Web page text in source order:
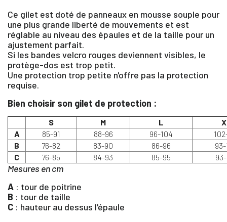
Ce gilet est doté de panneaux en mousse souple pour
une plus grande liberté de mouvements et est
réglable au niveau des épaules et de la taille pour un
ajustement parfait.
Si les bandes velcro rouges deviennent visibles, le
protège-dos est trop petit.
Une protection trop petite n'offre pas la protection
requise.
Bien choisir son gilet de protection :
S M L
A
85-91 88-96 96-104
B
76-82 83-90 86-96
C
76-85 84-93 85-95
Mesures en cm
A : tour de poitrine
B : tour de taille
C : hauteur au dessus l'épaule